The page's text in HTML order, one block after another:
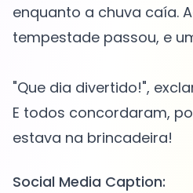
enquanto a chuva caía.
tempestade passou, e
"Que dia divertido!",
E todos concordaram,
Social Media Caption: